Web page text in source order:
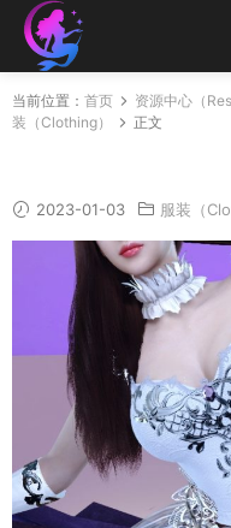
当前位置： 首页 资源中心（
装（Clothing）
正文
2023-01-03 服装（